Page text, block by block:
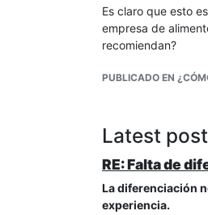
Es claro que esto
empresa de
recomiendan?
PUBLICADO EN
Latest
RE: Falta de
La diferenciación
experiencia.